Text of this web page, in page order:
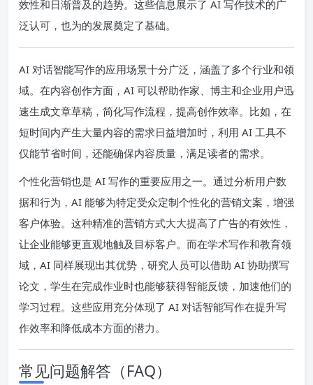
效性和日渐普及的趋势。这些信息展示了 AI 写作技术的广
泛认可，也为的发展奠定了基础。
AI 对话智能写作的应用场景十分广泛，涵盖了多个行业和领
域。在内容创作方面，AI 可以帮助作家、博主和企业用户迅
速生成文章草稿，简化写作流程，提高创作效率。比如，在
短时间内产生大量内容的需求日益增加时，利用 AI 工具不
仅能节省时间，还能确保内容质量，满足读者的需求。
个性化营销也是 AI 写作的重要应用之一。通过分析用户数
据和行为，AI 能够为特定受众定制个性化的营销文案，增强
客户体验。这种精准的营销方式大大提高了广告的有效性，
让企业能够更直观地触及目标客户。而在学术写作和教育领
域，AI 同样展现出其优势，研究人员可以借助 AI 协助撰写
论文，学生在完成作业时也能够获得智能反馈，加速他们的
学习过程。这些应用充分体现了 AI 对话智能写作在提升写
作效率和降低成本方面的潜力。
常见问题解答（FAQ）